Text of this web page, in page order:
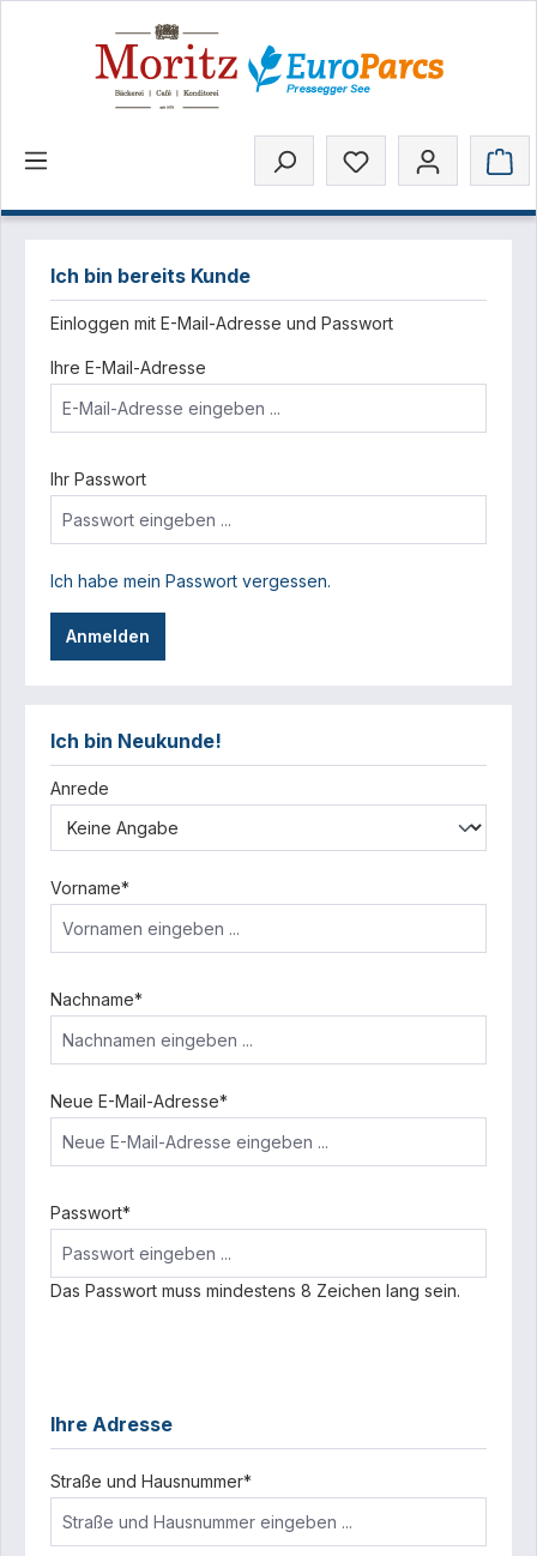
Ich bin bereits Kunde
Einloggen mit E-Mail-Adresse und Passwort
Ihre E-Mail-Adresse
Ihr Passwort
Ich habe mein Passwort vergessen.
Anmelden
Ich bin Neukunde!
Persönliche Informationen
Anrede
Vorname*
Nachname*
Neue E-Mail-Adresse*
Passwort*
Das Passwort muss mindestens 8 Zeichen lang sein.
Ihre Adresse
Straße und Hausnummer*